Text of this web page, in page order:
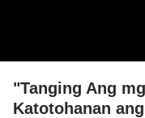
"Tanging Ang
Katotohanan